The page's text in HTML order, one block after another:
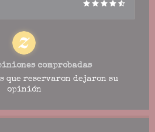
comprobadas
que reservaron dejaron su
opinión